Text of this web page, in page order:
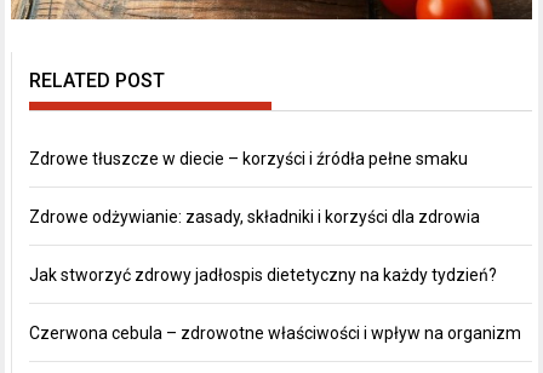
RELATED POST
Zdrowe tłuszcze w diecie – korzyści i źródła pełne smaku
Zdrowe odżywianie: zasady, składniki i korzyści dla zdrowia
Jak stworzyć zdrowy jadłospis dietetyczny na każdy tydzień?
Czerwona cebula – zdrowotne właściwości i wpływ na organizm